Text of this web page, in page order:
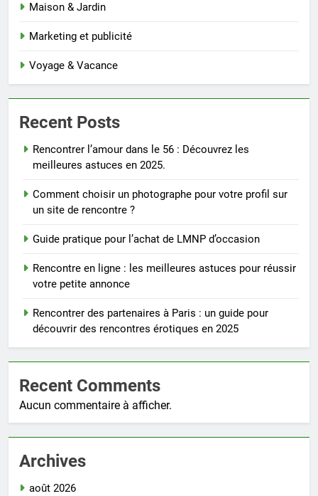
Maison & Jardin
Marketing et publicité
Voyage & Vacance
Recent Posts
Rencontrer l’amour dans le 56 : Découvrez les
meilleures astuces en 2025.
Comment choisir un photographe pour votre profil sur
un site de rencontre ?
Guide pratique pour l’achat de LMNP d’occasion
Rencontre en ligne : les meilleures astuces pour réussir
votre petite annonce
Rencontrer des partenaires à Paris : un guide pour
découvrir des rencontres érotiques en 2025
Recent Comments
Aucun commentaire à afficher.
Archives
août 2026